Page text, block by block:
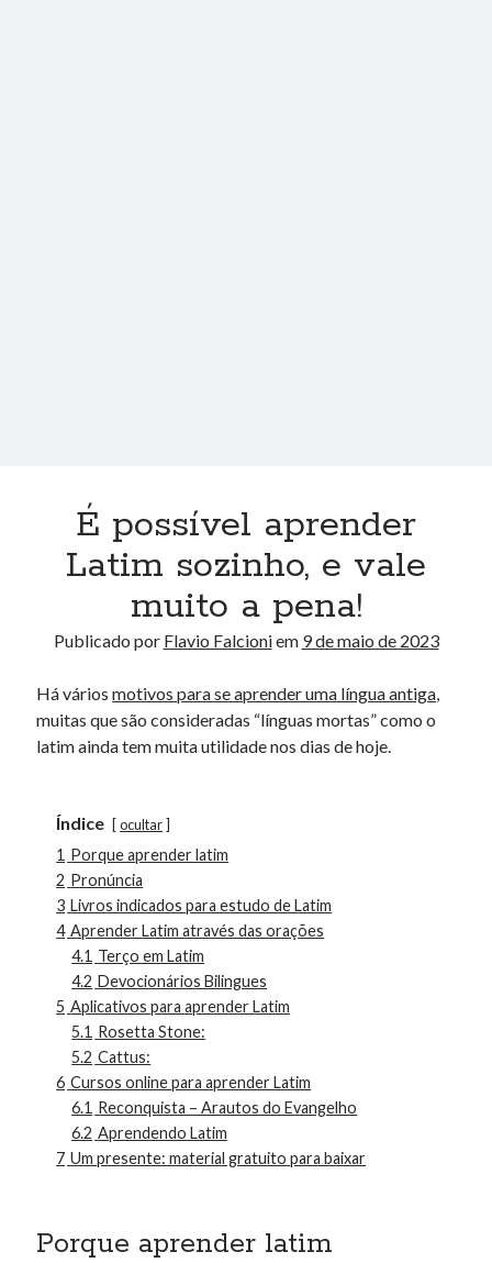
É possível aprender
Latim sozinho, e vale
muito a pena!
Publicado por Flavio Falcioniem 9 de maio de 2023
Há váriosmotivos para se aprender uma língua antiga,
muitas que são consideradas “línguas mortas” como o
latim ainda tem muita utilidade nos dias de hoje.
Índice ocultar
1 Porque aprender latim
2 Pronúncia
3 Livros indicados para estudo de Latim
4 Aprender Latim através das orações
4.1 Terço em Latim
4.2 Devocionários Bilingues
5 Aplicativos para aprender Latim
5.1 Rosetta Stone:
5.2 Cattus:
6 Cursos online para aprender Latim
6.1 Reconquista – Arautos do Evangelho
6.2 Aprendendo Latim
7 Um presente: material gratuito para baixar
Porque aprender latim